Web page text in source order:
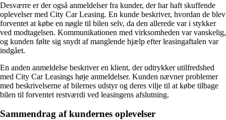
Desværre er der også anmeldelser fra kunder, der har haft skuffende
oplevelser med City Car Leasing. En kunde beskriver, hvordan de blev
forventet at købe en nøgle til bilen selv, da den allerede var i stykker
ved modtagelsen. Kommunikationen med virksomheden var vanskelig,
og kunden følte sig snydt af manglende hjælp efter leasingaftalen var
indgået.
En anden anmeldelse beskriver en klient, der udtrykker utilfredshed
med City Car Leasings høje anmeldelser. Kunden nævner problemer
med beskrivelserne af bilernes udstyr og deres vilje til at købe tilbage
bilen til forventet restværdi ved leasingens afslutning.
Sammendrag af kundernes oplevelser